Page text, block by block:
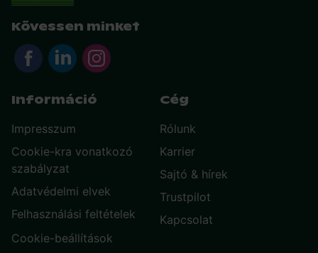
Kövessen minket
Információ
Impresszum
Cookie-kra vonatkozó
szabályzat
Adatvédelmi elvek
Felhasználási feltételek
Cookie-beállítások
Cég
Rólunk
Karrier
Sajtó & hírek
Trustpilot
Kapcsolat